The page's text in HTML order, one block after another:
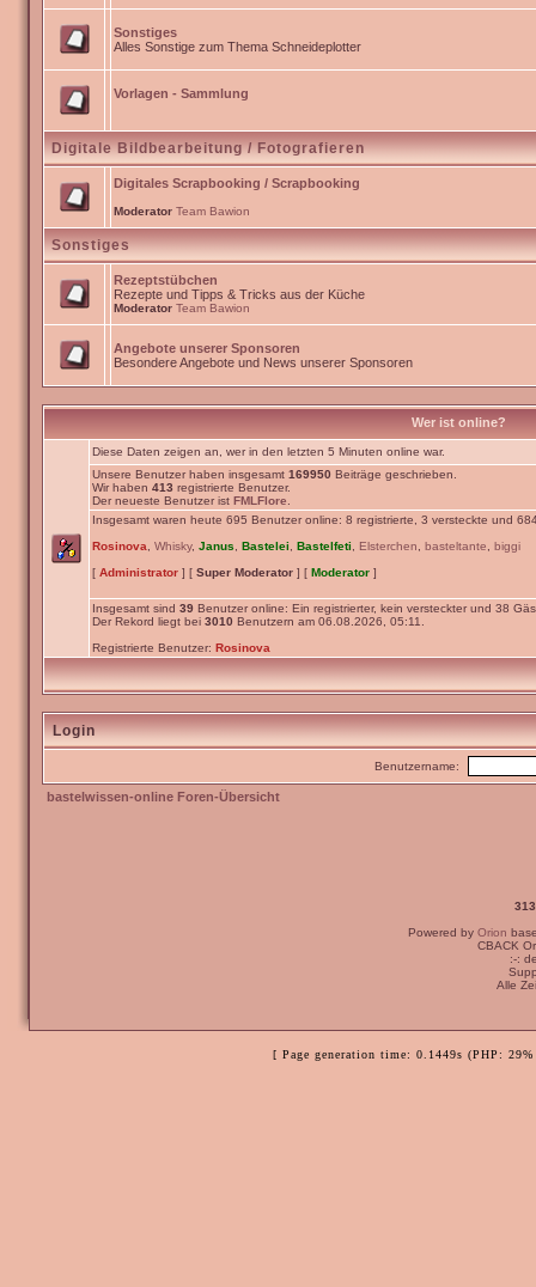
Sonstiges
Alles Sonstige zum Thema Schneideplotter
Vorlagen - Sammlung
Digitale Bildbearbeitung / Fotografieren
Digitales Scrapbooking / Scrapbooking
Moderator Team Bawion
Sonstiges
Rezeptstübchen
Rezepte und Tipps & Tricks aus der Küche
Moderator Team Bawion
Angebote unserer Sponsoren
Besondere Angebote und News unserer Sponsoren
Wer ist online?
Diese Daten zeigen an, wer in den letzten 5 Minuten online war.
Unsere Benutzer haben insgesamt 169950 Beiträge geschrieben.
Wir haben 413 registrierte Benutzer.
Der neueste Benutzer ist FMLFlore
Insgesamt waren heute 695 Benutzer online: 8 registrierte, 3 versteckte und
Rosinova
Whisky, Janus Bastelei Bastelfeti Elsterchen basteltante
biggi
[ Administrator ] [ Super Moderator ] [ Moderator ]
Insgesamt sind 39 Benutzer online: Ein registrierter, kein versteckter und 38
Der Rekord liegt bei 3010 Benutzern am 06.08.2026, 05:11.
Registrierte Benutzer: Rosinova
Login
Benutzername:
bastelwissen-online Foren-Übersicht
Powered by Orion
CBACK
:-:
Alle
[ Page generation time: 0.1449s (PHP: